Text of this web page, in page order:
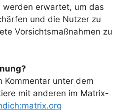
werden erwartet, um das
und die Nutzer zu
Vorsichtsmaßnahmen zu
Kommentar unter dem
mit anderen im Matrix-